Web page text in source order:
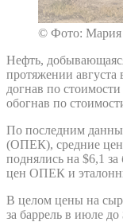
© Фото: Мария
Нефть,
протяжении августа
догнав по
обогнав по
По последним
(ОПЕК), средние
поднялись на $6,1 за
цен ОПЕК и
В целом цены на
за баррель в июле до